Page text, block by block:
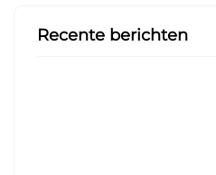
Recente berichten